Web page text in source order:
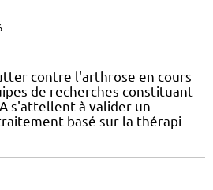
contre l'arthrose en cours
de recherches constituant
s'attellent à valider un
basé sur la thérapi